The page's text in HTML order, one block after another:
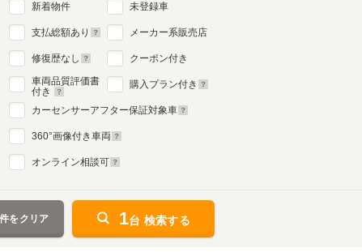
新着物件
支払総額あり
修復歴なし
車両品質評価書
付き
未登録車
メーカー系販売店
クーポン付き
購入プラン付き
カーセンサーアフター保証対象車
360°画像付き車両
オンライン相談可
をクリア 1台 検索する